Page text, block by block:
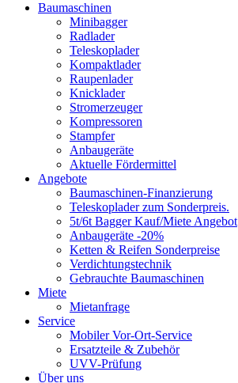
Baumaschinen
Minibagger
Radlader
Teleskoplader
Kompaktlader
Raupenlader
Knicklader
Stromerzeuger
Kompressoren
Stampfer
Anbaugeräte
Aktuelle Fördermittel
Angebote
Baumaschinen-Finanzierung
Teleskoplader zum Sonderpreis.
5t/6t Bagger Kauf/Miete Angebot
Anbaugeräte -20%
Ketten & Reifen Sonderpreise
Verdichtungstechnik
Gebrauchte Baumaschinen
Miete
Mietanfrage
Service
Mobiler Vor-Ort-Service
Ersatzteile & Zubehör
UVV-Prüfung
Über uns